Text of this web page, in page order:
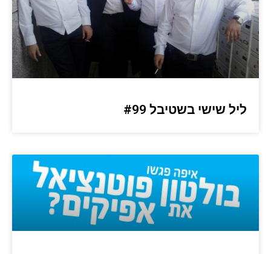
ליל שישי בשטיבל #99